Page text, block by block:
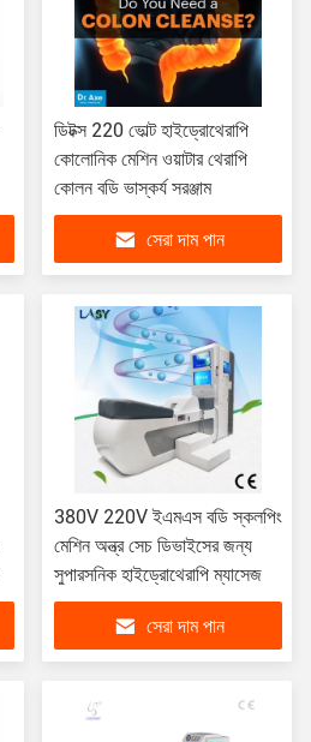
ডিটক্স 220 ভোল্ট হাইড্রোথেরাপি
কোলোনিক মেশিন ওয়াটার থেরাপি
কোলন বডি ভাস্কর্য সরঞ্জাম
সেরা দাম পান
380V 220V ইএমএস বডি স্কলপিং
মেশিন অন্ত্র সেচ ডিভাইসের জন্য
সুপারসনিক হাইড্রোথেরাপি ম্যাসেজ
সেরা দাম পান